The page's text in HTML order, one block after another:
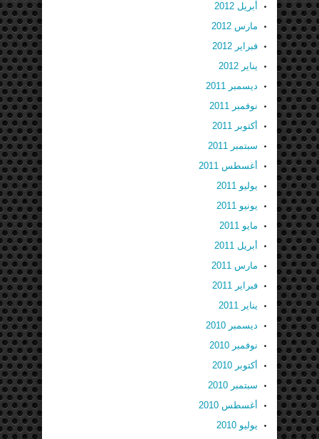
أبريل 2012
مارس 2012
فبراير 2012
يناير 2012
ديسمبر 2011
نوفمبر 2011
أكتوبر 2011
سبتمبر 2011
أغسطس 2011
يوليو 2011
يونيو 2011
مايو 2011
أبريل 2011
مارس 2011
فبراير 2011
يناير 2011
ديسمبر 2010
نوفمبر 2010
أكتوبر 2010
سبتمبر 2010
أغسطس 2010
يوليو 2010